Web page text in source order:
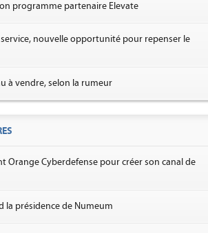
programme partenaire Elevate
service, nouvelle opportunité pour repenser le
à vendre, selon la rumeur
Orange Cyberdefense pour créer son canal de
la présidence de Numeum